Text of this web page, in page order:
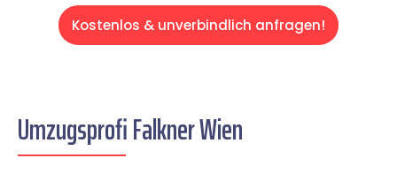
Kostenlos & unverbindlich anfragen!
Umzugsprofi Falkner Wien